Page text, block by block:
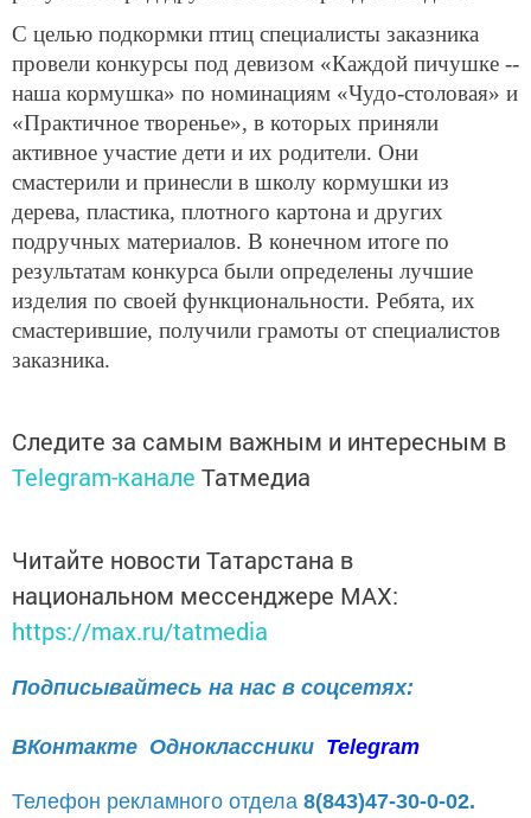
С целью подкормки птиц специалисты заказника
провели конкурсы под девизом «Каждой пичушке --
наша кормушка» по номинациям «Чудо-столовая» и
«Практичное творенье», в которых приняли
активное участие дети и их родители. Они
смастерили и принесли в школу кормушки из
дерева, пластика, плотного картона и других
подручных материалов. В конечном итоге по
результатам конкурса были определены лучшие
изделия по своей функциональности. Ребята, их
смастерившие, получили грамоты от специалистов
заказника.
Следите за самым важным и интересным в
Telegram-канале Татмедиа
Читайте новости Татарстана в
национальном мессенджере MАХ:
https://max.ru/tatmedia
Подписывайтесь на нас в соцсетях:
ВКонтакте Одноклассники Telegram
Телефон рекламного отдела 8(843)47-30-0-02.